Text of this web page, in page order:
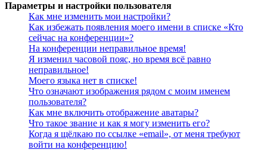
Параметры и настройки пользователя
Как мне изменить мои настройки?
Как избежать появления моего имени в списке «Кто
сейчас на конференции»?
На конференции неправильное время!
Я изменил часовой пояс, но время всё равно
неправильное!
Моего языка нет в списке!
Что означают изображения рядом с моим именем
пользователя?
Как мне включить отображение аватары?
Что такое звание и как я могу изменить его?
Когда я щёлкаю по ссылке «email», от меня требуют
войти на конференцию!